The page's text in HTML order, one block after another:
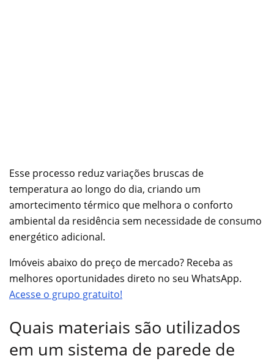
Esse processo reduz variações bruscas de
temperatura ao longo do dia, criando um
amortecimento térmico que melhora o conforto
ambiental da residência sem necessidade de consumo
energético adicional.
Imóveis abaixo do preço de mercado? Receba as
melhores oportunidades direto no seu WhatsApp.
Acesse o grupo gratuito!
Quais materiais são utilizados
em um sistema de parede de